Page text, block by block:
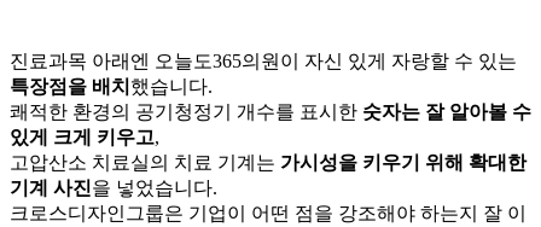
진료과목 아래엔 오늘도365의원이 자신 있게 자랑할 수 있는
특장점을 배치 했습니다.
쾌적한 환경의 공기청정기 개수를 표시한 숫자는 잘 알아볼 수
있게 크게 키우고,
고압산소 치료실의 치료 기계는 가시성을 키우기 위해 확대한
기계 사진을 넣었습니다.
크로스디자인그룹은 기업이 어떤 점을 강조해야 하는지 잘 이